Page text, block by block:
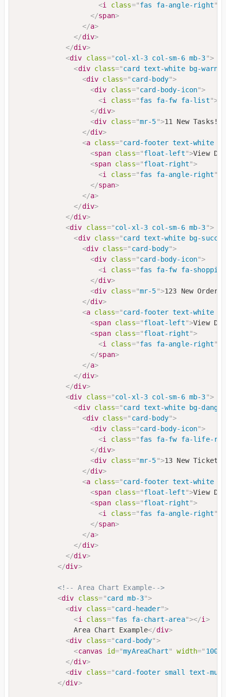
<i class="fas fa-angle-right"
</span>
</a>
</div>
</div>
<div class="col-xl-3 col-sm-6 mb-3">
<div class="card text-white bg-
<div class=" card-body">
<div class="card-body-icon">
<i class="fas fa-fw fa-list">
</div>
<div class="mr-5">11 New Tasks!
</div>
<a class="card-footer text-white
<span class="float-left">View
<span class="float-right">
<i class="fas fa-angle-right"
</span>
</a>
</div>
</div>
<div class="col-xl-3 col-sm-6 mb-3">
<div class="card text-white bg-
<div class=" card-body">
<div class="card-body-icon">
<i class="fas fa-fw fa-
</div>
<div class="mr-5">123 New Orders!
</div>
<a class="card-footer text-white
<span class="float-left">View
<span class="float-right">
<i class="fas fa-angle-right"
</span>
</a>
</div>
</div>
<div class="col-xl-3 col-sm-6 mb-3">
<div class="card text-white bg-
<div class=" card-body">
<div class="card-body-icon">
<i class="fas fa-fw fa-life-
</div>
<div class="mr-5">13 New Tickets!
</div>
<a class="card-footer text-white
<span class="float-left">View
<span class="float-right">
<i class="fas fa-angle-right"
</span>
</a>
</div>
</div>
</div>
<!-- Area Chart Example-->
<div class="card mb-3">
<div class="card-header">
<i class="fas fa-chart-area"></i >
              Area Chart Example
</div>
<div class="card-body">
<canvas id="myAreaChart" width=" 100%
</div>
<div class="card-footer small text-
</div>